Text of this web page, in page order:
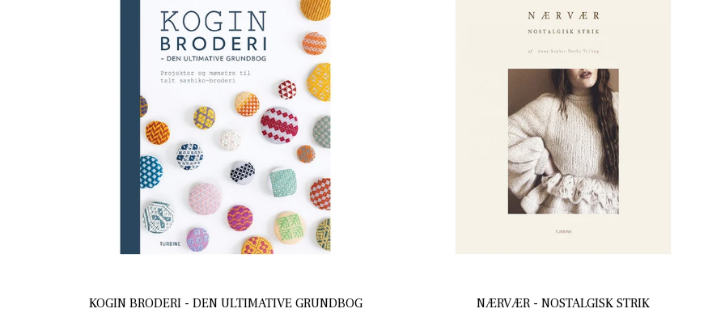
KOGIN BRODERI - DEN ULTIMATIVE GRUNDBOG NÆRVÆR - NOSTALGISK STRIK